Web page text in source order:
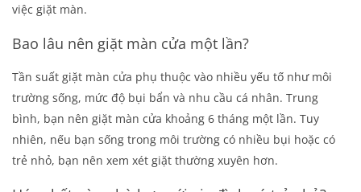
việc giặt màn.
Bao lâu nên giặt màn cửa một lần?
Tần suất giặt màn cửa phụ thuộc vào nhiều yếu tố như môi
trường sống, mức độ bụi bẩn và nhu cầu cá nhân. Trung
bình, bạn nên giặt màn cửa khoảng 6 tháng một lần. Tuy
nhiên, nếu bạn sống trong môi trường có nhiều bụi hoặc có
trẻ nhỏ, bạn nên xem xét giặt thường xuyên hơn.